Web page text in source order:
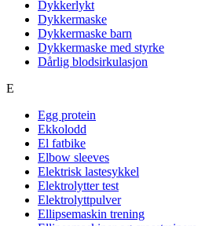
Dykkerlykt
Dykkermaske
Dykkermaske barn
Dykkermaske med styrke
Dårlig blodsirkulasjon
E
Egg protein
Ekkolodd
El fatbike
Elbow sleeves
Elektrisk lastesykkel
Elektrolytter test
Elektrolyttpulver
Ellipsemaskin trening